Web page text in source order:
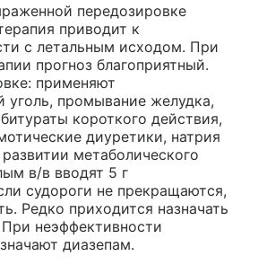
передозировке
приводит к
с летальным исходом. При
прогноз благоприятный.
применяют
уголь, промывание желудка,
короткого действия,
диуретики, натрия
метаболического
в/в вводят 5 г
судороги не прекращаются,
Редко приходится назначать
При неэффективности
диазепам.